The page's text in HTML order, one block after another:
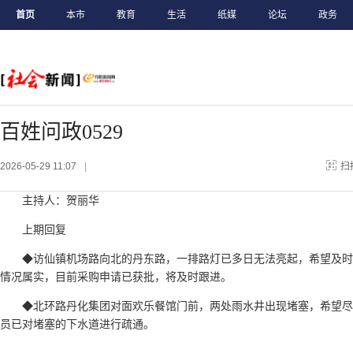
首页 本市 教育 生活 纸媒 论坛 政务
百姓问政0529
2026-05-29 11:07 扫
主持人：贺丽华
上期回复
◆访仙镇机场路向北的丹东路，一排路灯已多日无法亮起，希望及
情况属实，目前采购申请已获批，将及时跟进。
◆北环路丹化集团对面欢乐餐馆门前，两处雨水井出现堵塞，希望
员已对堵塞的下水道进行疏通。